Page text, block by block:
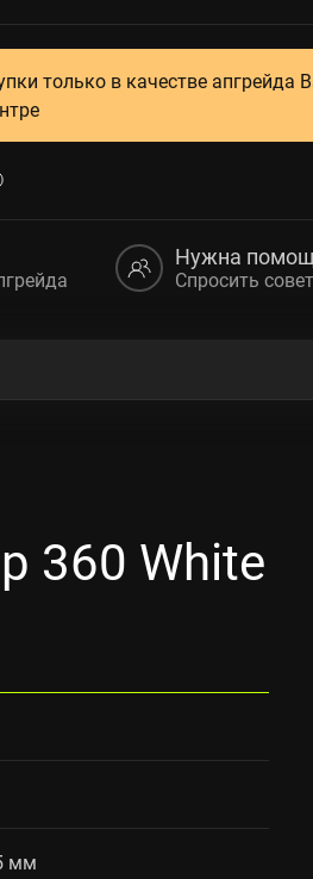
только в качестве апгрейда
Нужна
Спросить совет
360 White
мм